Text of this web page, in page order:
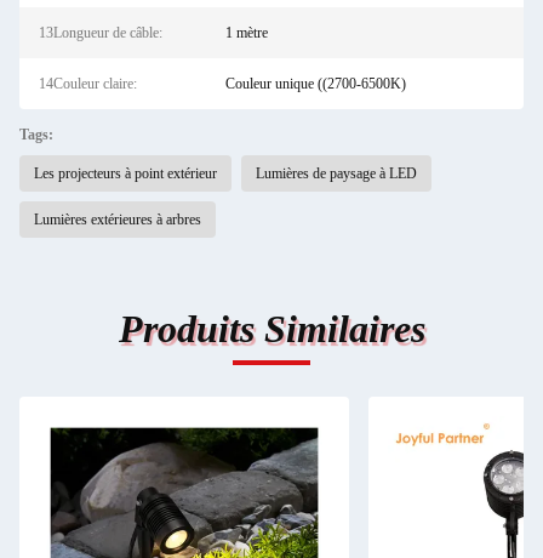
13Longueur de câble: 1 mètre
14Couleur claire: Couleur unique ((2700-6500K)
Tags:
Les projecteurs à point extérieur Lumières de paysage à LED
Lumières extérieures à arbres
Produits Similaires